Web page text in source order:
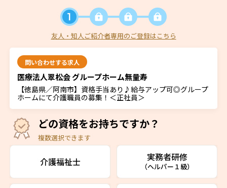
友人・知人ご紹介者専用のご登録はこちら
問い合わせする求人
医療法人翠松会 グループホーム無量寿
【徳島県／阿南市】資格手当あり♪給与アップ可◎グループ
ホームにて介護職員の募集！＜正社員＞
どの資格をお持ちですか？
複数選択できます
介護福祉士 実務者研修
（ヘルパー１級）